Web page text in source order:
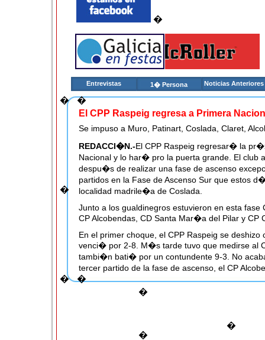
�
Entrevistas 1� Persona Noticias Anteriores
� �
�
El CPP Raspeig regresa a Primera
Se impuso a Muro, Patinart, Coslada, Claret,
REDACCI�N.-El CPP Raspeig regresar� la
Nacional y lo har� pro la puerta grande. El club
despu�s de realizar una fase de ascenso
partidos en la Fase de Ascenso Sur que estos
localidad madrile�a de Coslada.
Junto a los gualdinegros estuvieron en esta fase
CP Alcobendas, CD Santa Mar�a del Pilar y CP
En el primer choque, el CPP Raspeig se deshizo
venci� por 2-8. M�s tarde tuvo que medirse al
tambi�n bati� por un contundente 9-3. No
tercer partido de la fase de ascenso, el CP
Raspeig gan� por 2-6, mientras que el Santa
con contundencia por 9-4.
�
�
�
�
�